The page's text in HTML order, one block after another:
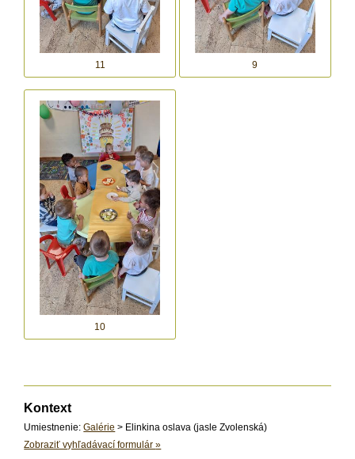
11 9
10
Kontext
Umiestnenie:Galérie > Elinkina oslava (jasle Zvolenská)
Zobraziť vyhľadávací formulár»